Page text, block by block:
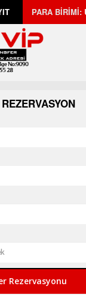
PARA BİRİMİ: